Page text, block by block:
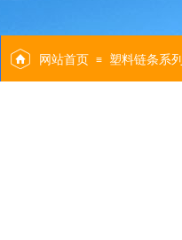
网站首页 ≡ 塑料链条系列